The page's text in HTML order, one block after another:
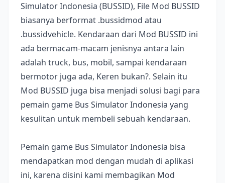
Simulator Indonesia (BUSSID), File Mod BUSSID
biasanya berformat .bussidmod atau
.bussidvehicle. Kendaraan dari Mod BUSSID ini
ada bermacam-macam jenisnya antara lain
adalah truck, bus, mobil, sampai kendaraan
bermotor juga ada, Keren bukan?. Selain itu
Mod BUSSID juga bisa menjadi solusi bagi para
pemain game Bus Simulator Indonesia yang
kesulitan untuk membeli sebuah kendaraan.
Pemain game Bus Simulator Indonesia bisa
mendapatkan mod dengan mudah di aplikasi
ini, karena disini kami membagikan Mod